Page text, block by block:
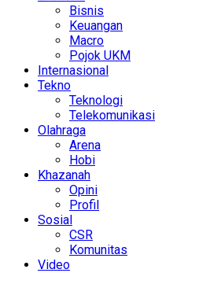
Bisnis
Keuangan
Macro
Pojok UKM
Internasional
Tekno
Teknologi
Telekomunikasi
Olahraga
Arena
Hobi
Khazanah
Opini
Profil
Sosial
CSR
Komunitas
Video